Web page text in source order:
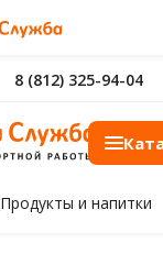
8 (812) 325-94-04
Продуктыи напитки